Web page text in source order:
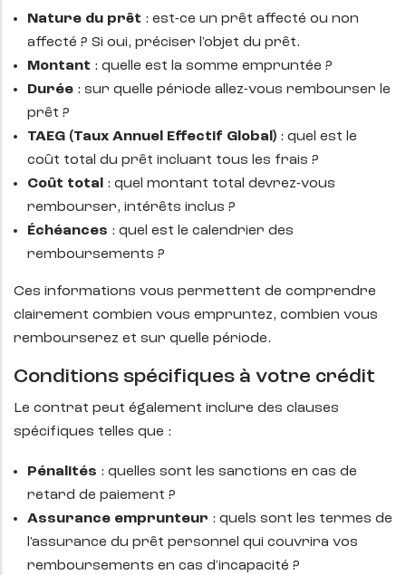
Nature du prêt : est-ce un prêt affecté ou non
affecté ? Si oui, préciser l'objet du prêt.
Montant : quelle est la somme empruntée ?
Durée : sur quelle période allez-vous rembourser le
prêt ?
TAEG (Taux Annuel Effectif Global) : quel est le
coût total du prêt incluant tous les frais ?
Coût total
: quel montant total devrez-vous
rembourser, intérêts inclus ?
Échéances : quel est le calendrier des
remboursements ?
Ces informations vous permettent de comprendre
clairement combien vous empruntez, combien vous
rembourserez et sur quelle période.
Conditions spécifiques à votre crédit
Le contrat peut également inclure des clauses
spécifiques telles que :
Pénalités : quelles sont les sanctions en cas de
retard de paiement ?
Assurance emprunteur : quels sont les termes de
l'assurance du prêt personnel qui couvrira vos
remboursements en cas d'incapacité ?